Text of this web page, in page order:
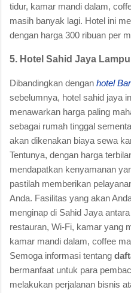
tidur, kamar mandi dalam,
masih banyak lagi. Hotel ini
dengan harga 300 ribuan per
5. Hotel Sahid Jaya
Dibandingkan dengan hotel
sebelumnya, hotel sahid jaya
menawarkan harga paling
sebagai rumah tinggal
akan dikenakan biaya sewa
Tentunya, dengan harga
mendapatkan kenyamanan
pastilah memberikan
Anda. Fasilitas yang akan
menginap di Sahid Jaya
restauran, Wi-Fi, kamar yang
kamar mandi dalam, coffee
Semoga informasi tentang
bermanfaat untuk para
melakukan perjalanan bisnis